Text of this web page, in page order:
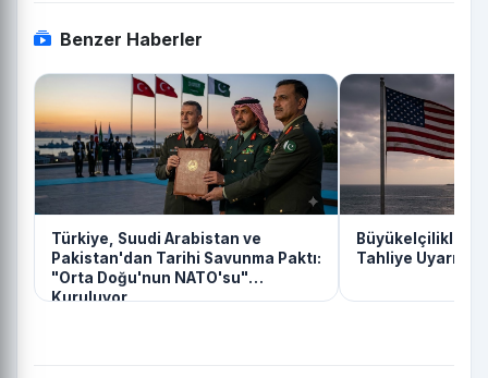
Benzer Haberler
Türkiye, Suudi Arabistan ve
Pakistan'dan Tarihi Savunma Paktı:
"Orta Doğu'nun NATO'su"
Kuruluyor
Tahliye Uyarısı